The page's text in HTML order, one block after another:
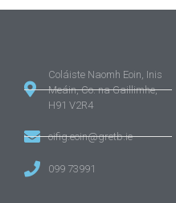
Coláiste Naomh Eoin, Inis
Meáin, Co. na Gaillimhe,
H91 V2R4
oifig.eoin@gretb.ie
099 73991